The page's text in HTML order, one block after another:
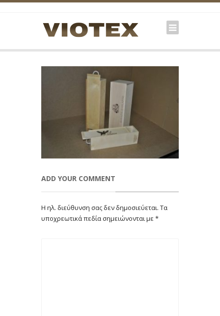
ADD YOUR COMMENT
Η ηλ. διεύθυνση σας δεν δημοσιεύεται. Τα
υποχρεωτικά πεδία σημειώνονται με *